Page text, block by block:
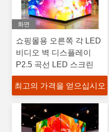
화면
쇼핑몰용 오른쪽 각 LED
비디오 벽 디스플레이
P2.5 곡선 LED 스크린
최고의 가격을 얻으십시오